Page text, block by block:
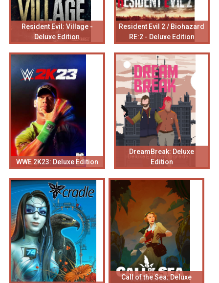
Resident Evil: Village -
Deluxe Edition
Resident Evil 2 / Biohazard
RE:2 - Deluxe Edition
WWE 2K23: Deluxe Edition
DreamBreak: Deluxe
Edition
Call of the Sea: Deluxe